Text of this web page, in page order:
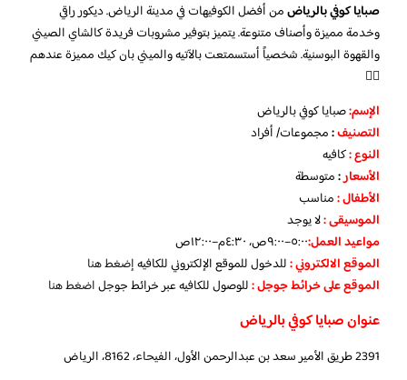
صبايا كوفي بالرياضمن أفضل الكوفيهات في مدينة الرياض. ديكور راقي
وخدمة مميزة وأصناف متنوعة. يتميز بتوفير مشروبات فريدة كالشاي الصيني
والقهوة البوسنية. شخصياً أستسمتعت بالآتيه والميني بان كيك مميزة عندهم
👌🏼
الإسم:صبايا كوفي بالرياض
التصنيف:مجموعات/ أفراد
النوع:كافيه
الأسعار:متوسطة
الأطفال:مناسب
الموسيقى:لا يوجد
مواعيد العمل:٥:٠٠–٩:٠٠ص، ٤:٣٠م–١٢:٠٠ص
الموقع الالكتروني:للدخول للموقع الإلكتروني للكافيهإضغط هنا
الموقع على خرائط جوجل:للوصول للكافيه عبر خرائط جوجلاضغط هنا
عنوان صبايا كوفي بالرياض
2391 طريق الأمير سعد بن عبدالرحمن الأول، الفيحاء، 8162، الرياض